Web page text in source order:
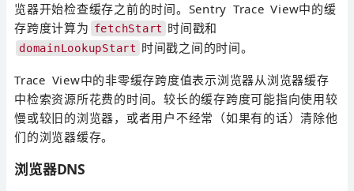
览器开始检查缓存之前的时间。Sentry Trace View中的缓
存跨度计算为 fetchStart 时间戳和
domainLookupStart 时间戳之间的时间。
Trace View中的非零缓存跨度值表示浏览器从浏览器缓存
中检索资源所花费的时间。较长的缓存跨度可能指向使用较
慢或较旧的浏览器，或者用户不经常（如果有的话）清除他
们的浏览器缓存。
浏览器DNS